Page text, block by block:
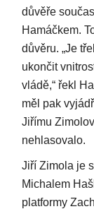
důvěře
Hamáčkem.
důvěru. „Je
ukončit
vládě,“ řekl
měl pak
Jiřímu
nehlasovalo.
Jiří Zimola je
Michalem
platformy